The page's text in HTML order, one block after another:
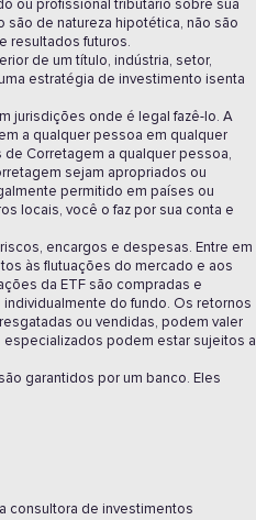
ou profissional tributário sobre sua
de natureza hipotética, não são
resultados futuros.
de um título, indústria, setor,
estratégia de investimento isenta
jurisdições onde é legal fazê-lo. A
a qualquer pessoa em qualquer
Corretagem a qualquer pessoa,
sejam apropriados ou
permitido em países ou
locais, você o faz por sua conta e
encargos e despesas. Entre em
às flutuações do mercado e aos
da ETF são compradas e
do fundo. Os retornos
ou vendidas, podem valer
especializados podem estar sujeitos a
garantidos por um banco. Eles
consultora de investimentos